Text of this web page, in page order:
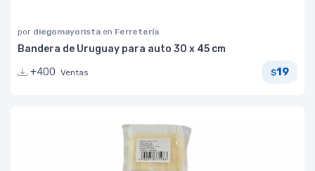
por diegomayorista en Ferretería
Bandera de Uruguay para auto 30 x 45 cm
+400 Ventas $19